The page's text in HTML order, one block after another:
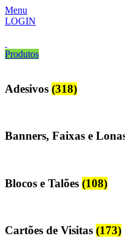
Menu
LOGIN
Produtos
Adesivos (318)
Banners, Faixas e
Blocos e Talões (108)
Cartões de Visitas (173)